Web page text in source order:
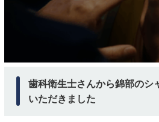
歯科衛生士さんから錦部のシ
いただきました